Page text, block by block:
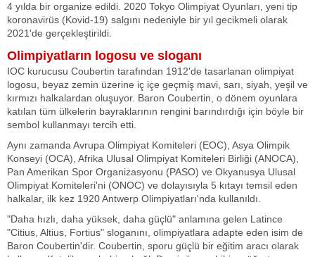
4 yılda bir organize edildi. 2020 Tokyo Olimpiyat Oyunları, yeni tip
koronavirüs (Kovid-19) salgını nedeniyle bir yıl gecikmeli olarak
2021'de gerçekleştirildi.
Olimpiyatların logosu ve sloganı
IOC kurucusu Coubertin tarafından 1912'de tasarlanan olimpiyat
logosu, beyaz zemin üzerine iç içe geçmiş mavi, sarı, siyah, yeşil ve
kırmızı halkalardan oluşuyor. Baron Coubertin, o dönem oyunlara
katılan tüm ülkelerin bayraklarının rengini barındırdığı için böyle bir
sembol kullanmayı tercih etti.
Aynı zamanda Avrupa Olimpiyat Komiteleri (EOC), Asya Olimpik
Konseyi (OCA), Afrika Ulusal Olimpiyat Komiteleri Birliği (ANOCA),
Pan Amerikan Spor Organizasyonu (PASO) ve Okyanusya Ulusal
Olimpiyat Komiteleri'ni (ONOC) ve dolayısıyla 5 kıtayı temsil eden
halkalar, ilk kez 1920 Antwerp Olimpiyatları'nda kullanıldı.
"Daha hızlı, daha yüksek, daha güçlü" anlamına gelen Latince
"Citius, Altius, Fortius" sloganını, olimpiyatlara adapte eden isim de
Baron Coubertin'dir. Coubertin, sporu güçlü bir eğitim aracı olarak